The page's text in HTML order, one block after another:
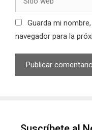
web
Guarda mi
navegador para la